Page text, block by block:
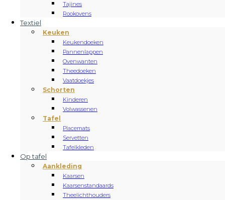
Tajines
Rookovens
Textiel
Keuken
Keukendoeken
Pannenlappen
Ovenwanten
Theedoeken
Vaatdoekjes
Schorten
Kinderen
Volwassenen
Tafel
Placemats
Servetten
Tafelkleden
Op tafel
Aankleding
Kaarsen
Kaarsenstandaards
Theelichthouders